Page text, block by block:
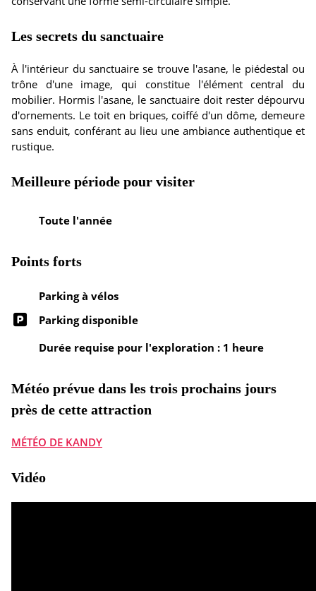
Les secrets du sanctuaire
À l'intérieur du sanctuaire se trouve l'asane, le piédestal ou
trône d'une image, qui constitue l'élément central du
mobilier. Hormis l'asane, le sanctuaire doit rester dépourvu
d'ornements. Le toit en briques, coiffé d'un dôme, demeure
sans enduit, conférant au lieu une ambiance authentique et
rustique.
Meilleure période pour visiter
Toute l'année
Points forts
Parking à vélos
Parking disponible
Durée requise pour l'exploration : 1 heure
Météo prévue dans les trois prochains jours
près de cette attraction
MÉTÉO DE KANDY
Vidéo